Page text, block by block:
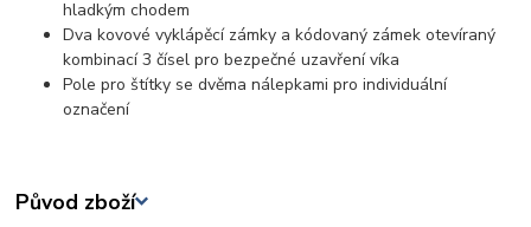
hladkým chodem
Dva kovové vyklápěcí zámky a kódovaný zámek otevíraný
kombinací 3 čísel pro bezpečné uzavření víka
Pole pro štítky se dvěma nálepkami pro individuální
označení
Původ zboží